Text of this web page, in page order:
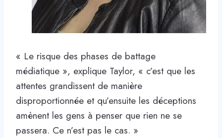
« Le risque des phases de battage
médiatique », explique Taylor, « c’est que les
attentes grandissent de manière
disproportionnée et qu’ensuite les déceptions
amènent les gens à penser que rien ne se
passera. Ce n’est pas le cas. »